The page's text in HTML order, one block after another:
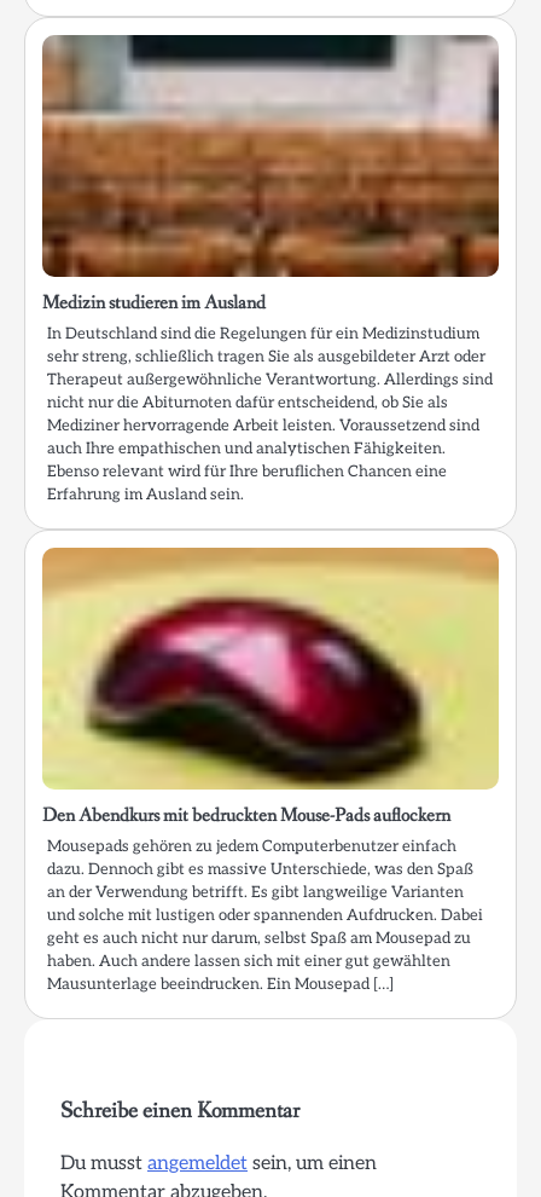
Medizin studieren im Ausland
In Deutschland sind die Regelungen für ein Medizinstudium
sehr streng, schließlich tragen Sie als ausgebildeter Arzt oder
Therapeut außergewöhnliche Verantwortung. Allerdings sind
nicht nur die Abiturnoten dafür entscheidend, ob Sie als
Mediziner hervorragende Arbeit leisten. Voraussetzend sind
auch Ihre empathischen und analytischen Fähigkeiten.
Ebenso relevant wird für Ihre beruflichen Chancen eine
Erfahrung im Ausland sein.
Den Abendkurs mit bedruckten Mouse-Pads auflockern
Mousepads gehören zu jedem Computerbenutzer einfach
dazu. Dennoch gibt es massive Unterschiede, was den Spaß
an der Verwendung betrifft. Es gibt langweilige Varianten
und solche mit lustigen oder spannenden Aufdrucken. Dabei
geht es auch nicht nur darum, selbst Spaß am Mousepad zu
haben. Auch andere lassen sich mit einer gut gewählten
Mausunterlage beeindrucken. Ein Mousepad […]
Schreibe einen Kommentar
Du musst angemeldet sein, um einen
Kommentar abzugeben.